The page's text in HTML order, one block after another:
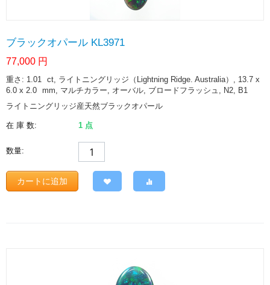
ブラックオパール KL3971
77,000 円
重さ: 1.01 ct, ライトニングリッジ（Lightning Ridge. Australia）, 13.7 x
6.0 x 2.0 mm, マルチカラー, オーバル, ブロードフラッシュ, N2, B1
ライトニングリッジ産天然ブラックオパール
在 庫 数: 1 点
数量:
カートに追加